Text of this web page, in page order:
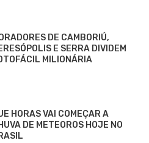
DE CAMBORIÚ,
E SERRA DIVIDEM
MILIONÁRIA
HORAS VAI COMEÇAR A
DE METEOROS HOJE NO